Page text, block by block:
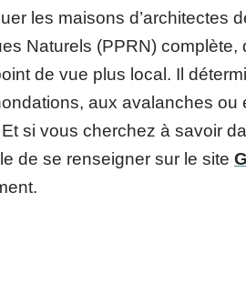
les maisons d’architectes
Naturels (PPRN) complète,
de vue plus local. Il
aux avalanches
si vous cherchez à savoir
de se renseigner sur le site